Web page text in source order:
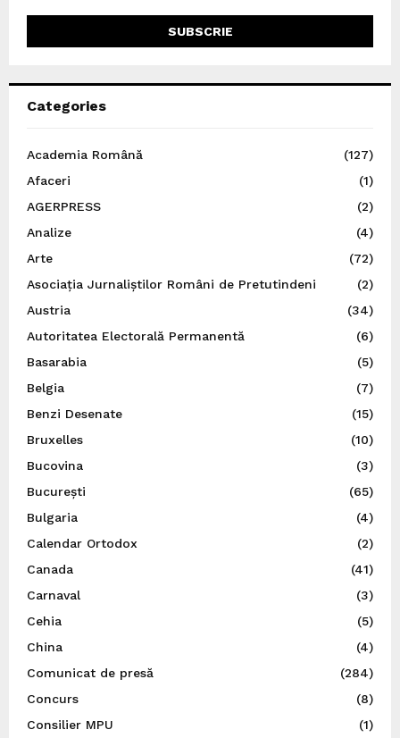
Categories
Academia Română
(127)
Afaceri
(1)
AGERPRESS
(2)
Analize
(4)
Arte
(72)
Asociația Jurnaliștilor Români de Pretutindeni
(2)
Austria
(34)
Autoritatea Electorală Permanentă
(6)
Basarabia
(5)
Belgia
(7)
Benzi Desenate
(15)
Bruxelles
(10)
Bucovina
(3)
București
(65)
Bulgaria
(4)
Calendar Ortodox
(2)
Canada
(41)
Carnaval
(3)
Cehia
(5)
China
(4)
Comunicat de presă
(284)
Concurs
(8)
Consilier MPU
(1)